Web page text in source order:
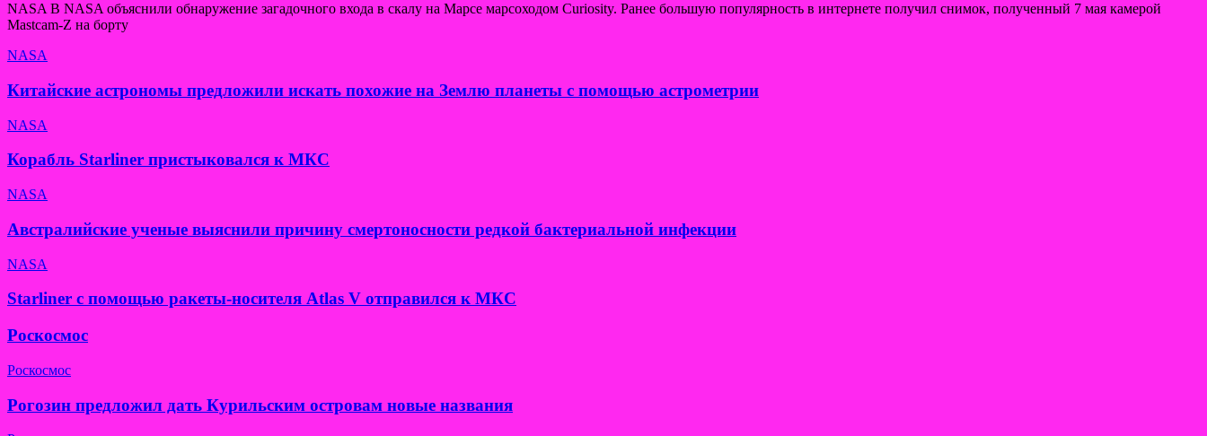
NASA В NASA объяснили обнаружение загадочного входа в скалу на Марсе марсоходом Curiosity. Ранее большую популярность в интернете получил снимок, полученный 7 мая камерой
Mastcam-Z на борту
NASA
Китайские астрономы предложили искать похожие на Землю планеты с помощью астрометрии
NASA
Корабль Starliner пристыковался к МКС
NASA
Австралийские ученые выяснили причину смертоносности редкой бактериальной инфекции
NASA
Starliner с помощью ракеты-носителя Atlas V отправился к МКС
Роскосмос
Роскосмос
Рогозин предложил дать Курильским островам новые названия